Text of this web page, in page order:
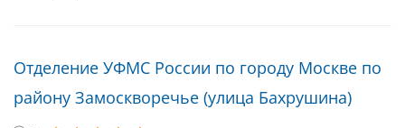
Отделение УФМС России по городу Москве по
району Замоскворечье (улица Бахрушина)